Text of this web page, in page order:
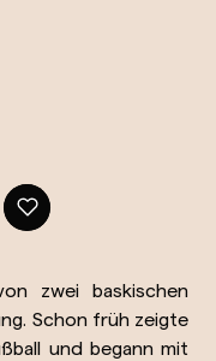
zwei baskischen
Schon früh zeigte
und begann mit